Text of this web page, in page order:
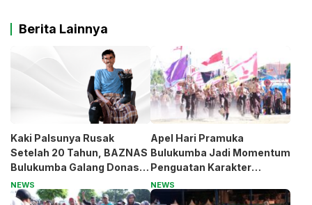
Berita Lainnya
Kaki Palsunya Rusak
Setelah 20 Tahun, BAZNAS
Bulukumba Galang Donasi
untuk Pak Pardi
NEWS
Apel Hari Pramuka
Bulukumba Jadi Momentum
Penguatan Karakter
Generasi Muda
NEWS